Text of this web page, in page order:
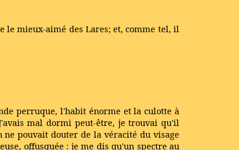
le mieux-aimé des Lares; et, comme tel, il
perruque, l'habit énorme et la culotte à
mal dormi peut-être, je trouvai qu'il
pouvait douter de la véracité du visage
offusquée : je me dis qu'un spectre au